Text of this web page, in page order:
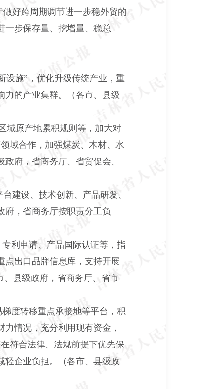
好跨周期调节进一步稳外贸的
一步保存量、挖增量、稳总
设施”，优化升级传统产业，重
力的产业集群。（各市、县级
域原产地累积规则等，加大对
域合作，加强煤炭、木材、水
府，省商务厅、省贸促会、
建设、技术创新、产品研发、
府，省商务厅按职责分工负
利申请、产品国际认证等，指
点出口品牌信息库，支持开展
、县级政府，省商务厅、省市
度转移重点承接地等平台，积
情况，充分利用现有资金，
符合法律、法规前提下优先保
轻企业负担。（各市、县级政